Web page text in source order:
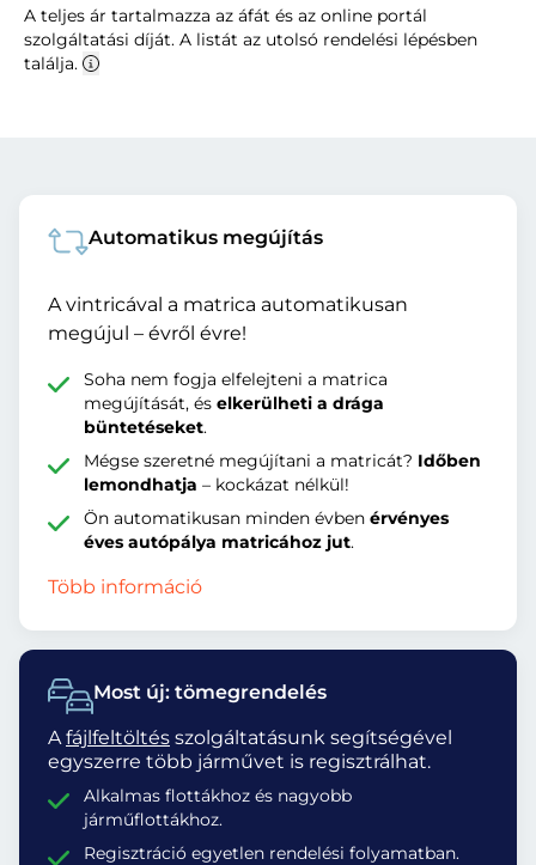
A teljes ár tartalmazza az áfát és az online portál
szolgáltatási díját. A listát az utolsó rendelési lépésben
találja.
Most új: tömegrendelés
Afájlfeltöltés szolgáltatásunk segítségével
egyszerre több járművet is regisztrálhat.
Alkalmas flottákhoz és nagyobb
járműflottákhoz.
Regisztráció egyetlen rendelési folyamatban.
Automatikus megújítás
A vintricával a matrica automatikusan
megújul – évről évre!
Soha nem fogja elfelejteni a matrica
megújítását, éselkerülheti a drága
büntetéseket.
Mégse szeretné megújítani a matricát? Időben
lemondhatja – kockázat nélkül!
Ön automatikusan minden évbenérvényes
éves autópálya matricához jut.
Több információ